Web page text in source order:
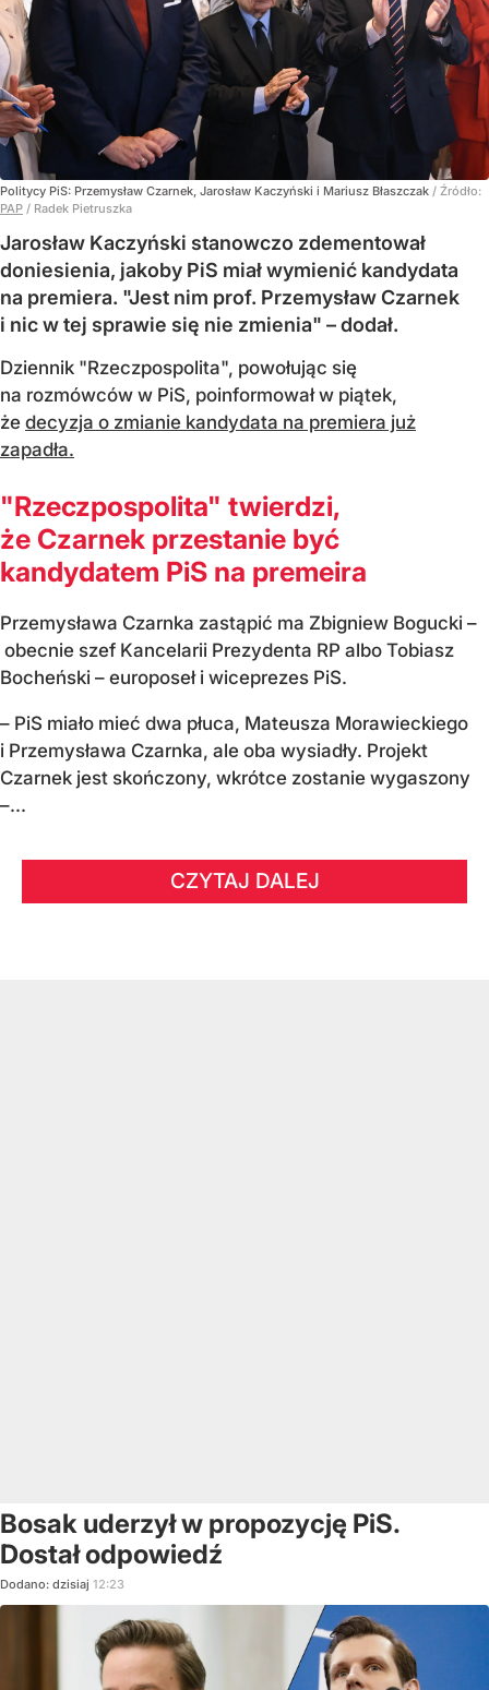
Politycy PiS: Przemysław Czarnek, Jarosław Kaczyński i Mariusz Błaszczak / Źródło:
PAP / Radek Pietruszka
Jarosław Kaczyński stanowczo zdementował
doniesienia, jakoby PiS miał wymienić kandydata
na premiera. "Jest nim prof. Przemysław Czarnek
i nic w tej sprawie się nie zmienia" – dodał.
Dziennik "Rzeczpospolita", powołując się
na rozmówców w PiS, poinformował w piątek,
że decyzja o zmianie kandydata na premiera już
zapadła.
"Rzeczpospolita" twierdzi,
że Czarnek przestanie być
kandydatem PiS na premeira
Przemysława Czarnka zastąpić ma Zbigniew Bogucki –
obecnie szef Kancelarii Prezydenta RP albo Tobiasz
Bocheński – europoseł i wiceprezes PiS.
– PiS miało mieć dwa płuca, Mateusza Morawieckiego
i Przemysława Czarnka, ale oba wysiadły. Projekt
Czarnek jest skończony, wkrótce zostanie wygaszony
–...
CZYTAJ DALEJ
Bosak uderzył w propozycję PiS.
Dostał odpowiedź
Dodano: dzisiaj 12:23